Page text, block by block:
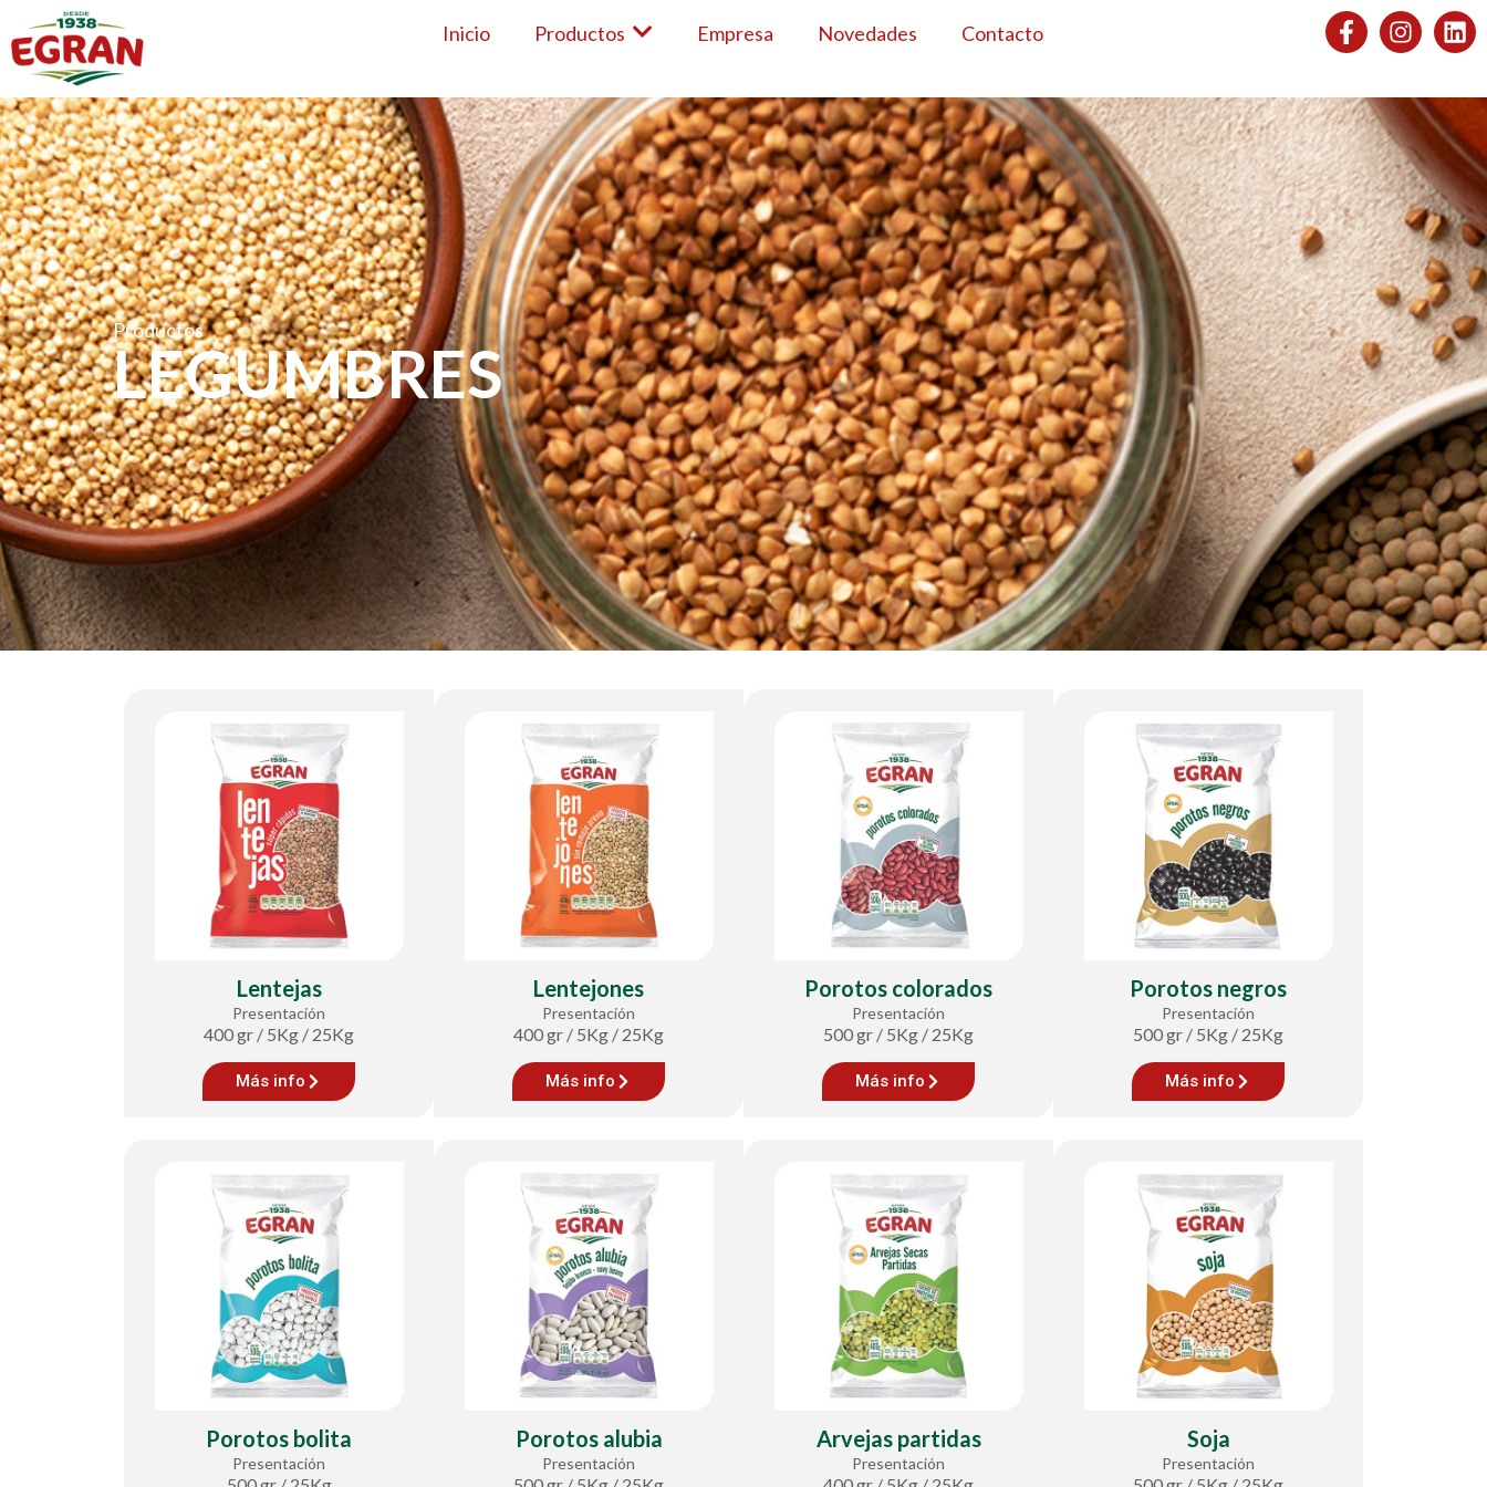
Inicio Productos Empresa Novedades Contacto
Productos
LEGUMBRES
Lentejas
Presentación
400 gr / 5Kg / 25Kg
Más info
Lentejones
Presentación
400 gr / 5Kg / 25Kg
Más info
Porotos colorados
Presentación
500 gr / 5Kg / 25Kg
Más info
Porotos negros
Presentación
500 gr / 5Kg / 25Kg
Más info
Porotos bolita
Presentación
Porotos alubia
Presentación
Arvejas partidas
Presentación
Soja
Presentación